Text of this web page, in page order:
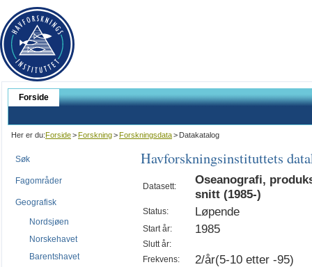
Forside
Her er du:Forside>Forskning>Forskningsdata> Datakatalog
Søk
Fagområder
Geografisk
Nordsjøen
Norskehavet
Barentshavet
Havforskningsinstituttets
Datasett:
Oseanografi,
snitt (1985-)
Status: Løpende
Start år: 1985
Slutt år:
Frekvens:
2/år(5-10 etter -95)